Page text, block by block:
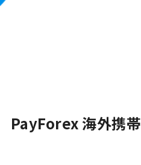
PayForex 海外携